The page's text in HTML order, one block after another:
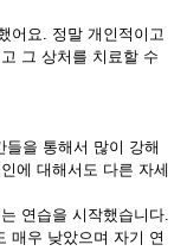
어요. 정말 개인적이고
그 상처를 치료할 수
을 통해서 많이 강해
에 대해서도 다른 자세
연습을 시작했습니다.
매우 낮았으며 자기 연